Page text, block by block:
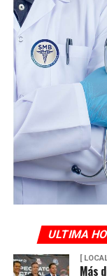
operan ocho
granjas avícolas,
fuente de
comunidades
ULTIMA
[
Más